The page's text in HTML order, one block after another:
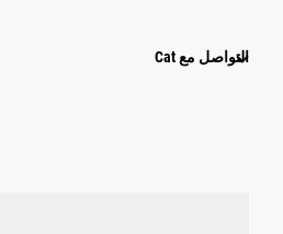
التواصل مع Cat